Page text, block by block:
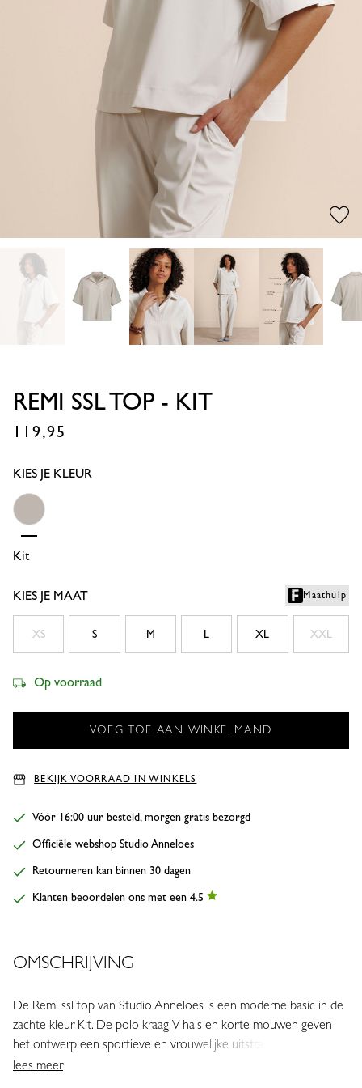
REMI SSL TOP - KIT
119,95
KIES JE KLEUR
Kit
KIES JE MAAT Maathulp
XS S M L XL XXL
Op voorraad
BEKIJK VOORRAAD IN WINKELS
Vóór 16:00 uur besteld, morgen gratis bezorgd
Officiële webshop Studio Anneloes
Retourneren kan binnen 30 dagen
Klanten beoordelen ons met een 4.5
OMSCHRIJVING
De Remi ssl top van Studio Anneloes is een moderne basic in de
zachte kleur Kit. De polo kraag, V-hals en korte mouwen geven
het ontwerp een sportieve en vrouwelijke uitstraling. Dankzij de
stevige Heavy Travelstof combineert deze top moeiteloos
lees meer